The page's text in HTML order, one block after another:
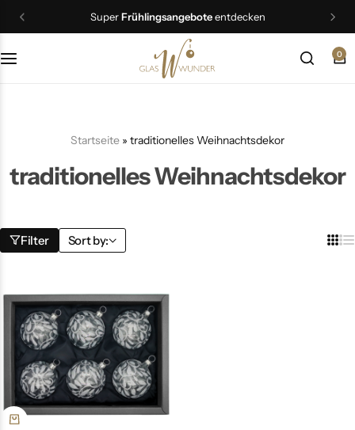
SuperFrühlingsangeboteentdecken
0
Startseite » traditionelles Weihnachtsdekor
traditionelles Weihnachtsdekor
Filter Sort by:
Geschenkideen